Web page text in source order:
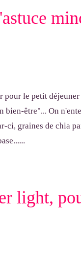
être"... On
ci, graines de chia
light,